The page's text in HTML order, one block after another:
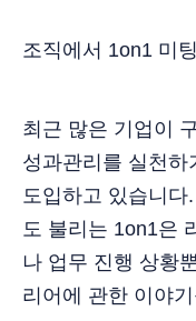
조직에서 1on1 미
최근 많은 기업이
성과관리를 실천하
도입하고 있습니다
도 불리는 1on1은
나 업무 진행 상황
리어에 관한 이야